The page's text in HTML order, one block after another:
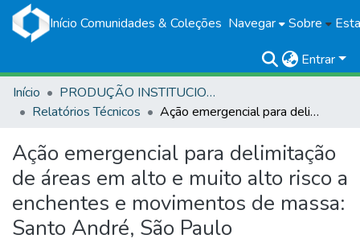
Início Comunidades & Coleções Navegar Sobre
Entrar
Início
PRODUÇÃO INSTITUCIONAL
Relatórios Técnicos
Ação emergencial para delimitação de áreas em alto e muito alto risco a enchentes e movimentos de massa: Santo André, São Paulo
Ação emergencial para delimitação
de áreas em alto e muito alto risco a
enchentes e movimentos de massa:
Santo André, São Paulo